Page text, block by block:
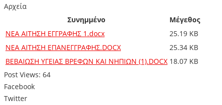
Αρχεία
Συνημμένο
Μέγεθος
ΝΕΑ ΑΙΤΗΣΗ ΕΓΓΡΑΦΗΣ 1.docx
25.19 KB
ΝΕΑ ΑΙΤΗΣΗ ΕΠΑΝΕΓΓΡΑΦΗΣ.DOCX
25.34 KB
ΒΕΒΑΙΩΣΗ ΥΓΕΙΑΣ ΒΡΕΦΩΝ ΚΑΙ ΝΗΠΙΩΝ (1).DOCX 18.07 KB
Post Views: 64
Facebook
Twitter